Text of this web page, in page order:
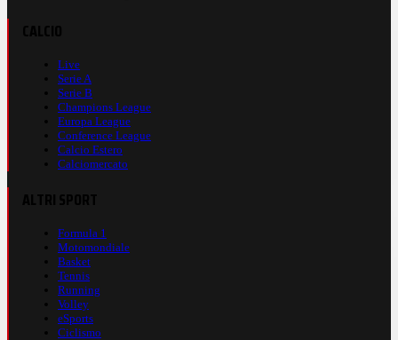
Live
Serie A
Serie B
Champions League
Europa League
Conference League
Calcio Estero
Calciomercato
Formula 1
Motomondiale
Basket
Tennis
Running
Volley
eSports
Ciclismo